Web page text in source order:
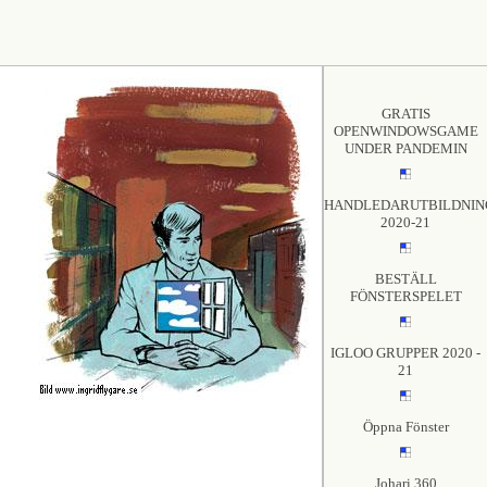
GRATIS
OPENWINDOWSGAME
UNDER PANDEMIN
2020-21
BESTÄLL
FÖNSTERSPELET
IGLOO GRUPPER 2020 -
21
Öppna Fönster
Johari 360